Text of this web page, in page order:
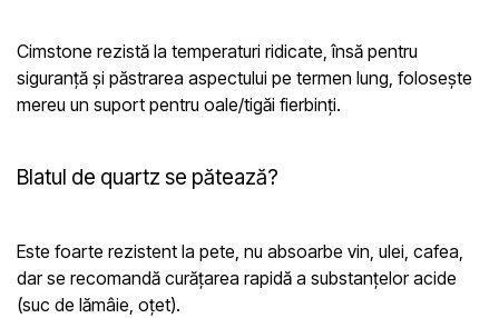
Cimstone rezistă la temperaturi ridicate, însă pentru
siguranță și păstrarea aspectului pe termen lung, folosește
mereu un suport pentru oale/tigăi fierbinți.
Blatul de quartz se pătează?
Este foarte rezistent la pete, nu absoarbe vin, ulei, cafea,
dar se recomandă curățarea rapidă a substanțelor acide
(suc de lămâie, oțet).